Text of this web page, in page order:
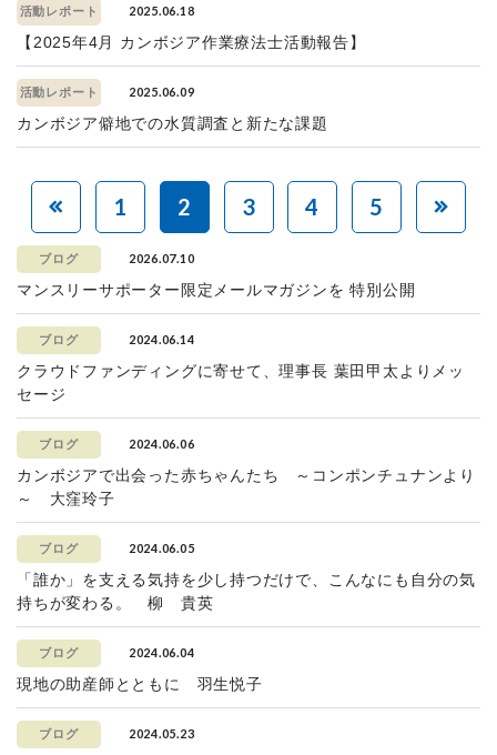
活動レポート 2025.06.18
【2025年4月 カンボジア作業療法士活動報告】
活動レポート 2025.06.09
カンボジア僻地での水質調査と新たな課題
1 2 3 4 5
ブログ 2026.07.10
マンスリーサポーター限定メールマガジンを 特別公開
ブログ 2024.06.14
クラウドファンディングに寄せて、理事長 葉田甲太よりメッ
セージ
ブログ 2024.06.06
カンボジアで出会った赤ちゃんたち ～コンポンチュナンより
～ 大窪玲子
ブログ 2024.06.05
「誰か」を支える気持を少し持つだけで、こんなにも自分の気
持ちが変わる。 柳 貴英
ブログ 2024.06.04
現地の助産師とともに 羽生悦子
ブログ 2024.05.23